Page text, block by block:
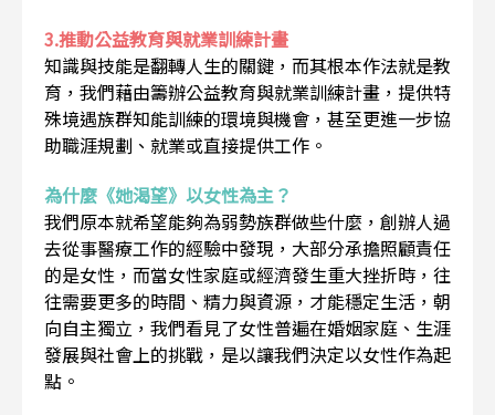
3.推動公益教育與就業訓練計畫
知識與技能是翻轉人生的關鍵，而其根本作法就是教
育，我們藉由籌辦公益教育與就業訓練計畫，提供特
殊境遇族群知能訓練的環境與機會，甚至更進一步協
助職涯規劃、就業或直接提供工作。
為什麼《她渴望》以女性為主？
我們原本就希望能夠為弱勢族群做些什麼，創辦人過
去從事醫療工作的經驗中發現，大部分承擔照顧責任
的是女性，而當女性家庭或經濟發生重大挫折時，往
往需要更多的時間、精力與資源，才能穩定生活，朝
向自主獨立，我們看見了女性普遍在婚姻家庭、生涯
發展與社會上的挑戰，是以讓我們決定以女性作為起
點。